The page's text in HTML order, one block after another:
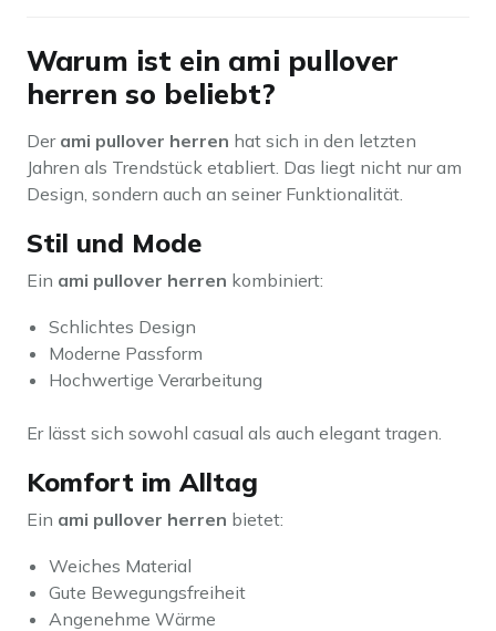
Warum ist ein ami pullover
herren so beliebt?
Der ami pullover herren hat sich in den letzten
Jahren als Trendstück etabliert. Das liegt nicht nur am
Design, sondern auch an seiner Funktionalität.
Stil und Mode
Ein ami pullover herren kombiniert:
Schlichtes Design
Moderne Passform
Hochwertige Verarbeitung
Er lässt sich sowohl casual als auch elegant tragen.
Komfort im Alltag
Ein ami pullover herren bietet:
Weiches Material
Gute Bewegungsfreiheit
Angenehme Wärme